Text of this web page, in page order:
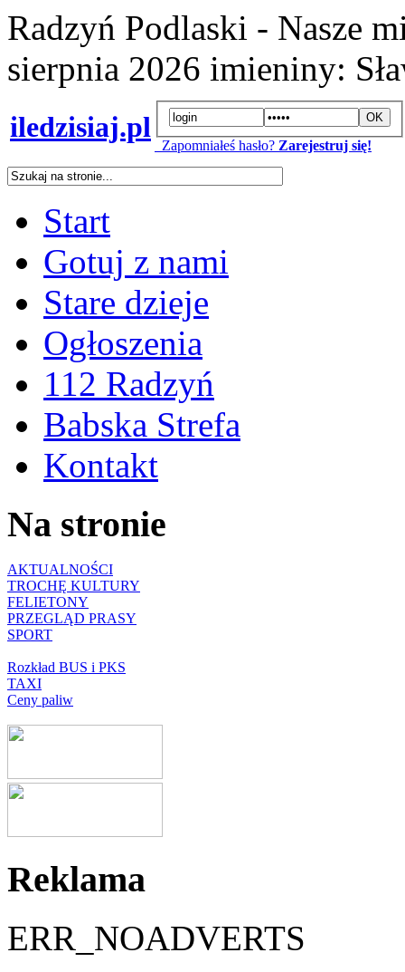
Radzyń Podlaski - Nasze
sierpnia 2026 imieniny:
iledzisiaj.pl
Zapomniałeś hasło? Zarejestruj się!
Start
Gotuj z nami
Stare dzieje
Ogłoszenia
112 Radzyń
Babska Strefa
Kontakt
Na stronie
AKTUALNOŚCI
TROCHĘ KULTURY
FELIETONY
PRZEGLĄD PRASY
SPORT
Rozkład BUS i PKS
TAXI
Ceny paliw
Reklama
ERR_NOADVERTS